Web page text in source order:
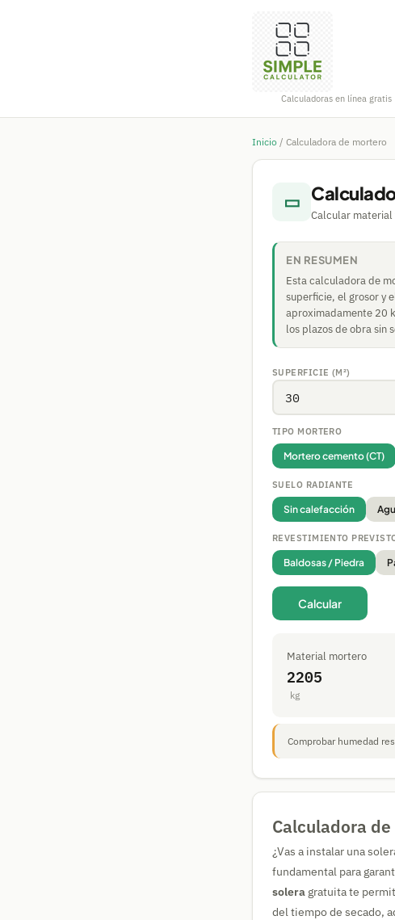
Calculadoras en línea gratis
Inicio / Calculadora de mortero
▭
Calcular material
EN RESUMEN
Esta calculadora de
superficie, el grosor y
aproximadamente 20
los plazos de obra sin
SUPERFICIE (M²)
TIPO MORTERO
Mortero cemento (CT)
SUELO RADIANTE
Sin calefacción
REVESTIMIENTO
Baldosas / Piedra
Calcular
Material mortero
2205
kg
Comprobar humedad
Calculadora
¿Vas a instalar una
fundamental para
solera gratuita te
del tiempo de secado,